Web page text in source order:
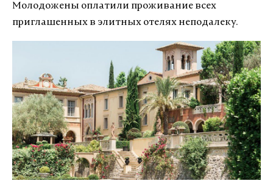
Молодожены оплатили проживание всех
приглашенных в элитных отелях неподалеку.